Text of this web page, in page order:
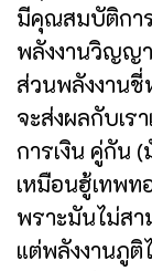
มีคุณสมบัติกา
พลังงานวิญญ
ส่วนพลังงานชี่
จะส่งผลกับเร
การเงิน คู่กัน
เหมือนฮู้เทพท
พราะมันไม่ส
แต่พลังงานภูติ